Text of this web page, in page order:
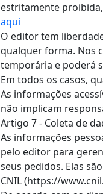
estritamente
aqui
O editor tem
qualquer forma. Nos
temporária e poderá
Em todos os casos,
As informações
não implicam
Artigo 7 - Coleta de
As informações
pelo editor para
seus pedidos. Elas
CNIL (https://